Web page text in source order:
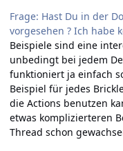
Frage: Hast Du in der
vorgesehen ? Ich habe
Beispiele sind eine
unbedingt bei jedem
funktioniert ja einfach
Beispiel für jedes
die Actions benutzen
etwas komplizierteren
Thread schon